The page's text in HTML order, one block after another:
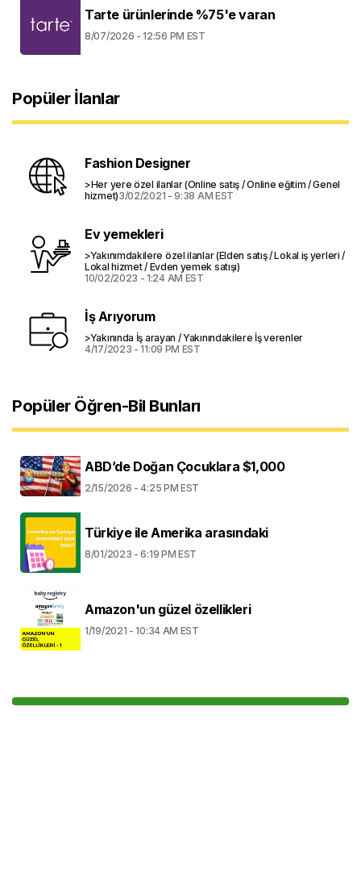
Tarte ürünlerinde %75'e varan
8/07/2026 - 12:56 PM EST
Popüler İlanlar
Fashion Designer
>Her yere özel ilanlar (Online satış / Online eğitim / Genel
hizmet)3/02/2021 - 9:38 AM EST
Ev yemekleri
>Yakınımdakilere özel ilanlar (Elden satış / Lokal iş yerleri /
Lokal hizmet / Evden yemek satışı)
10/02/2023 - 1:24 AM EST
İş Arıyorum
>Yakınında İş arayan / Yakınındakilere İş verenler
4/17/2023 - 11:09 PM EST
Popüler Öğren-Bil Bunları
ABD’de Doğan Çocuklara $1,000
2/15/2026 - 4:25 PM EST
Türkiye ile Amerika arasındaki
8/01/2023 - 6:19 PM EST
Amazon'un güzel özellikleri
1/19/2021 - 10:34 AM EST